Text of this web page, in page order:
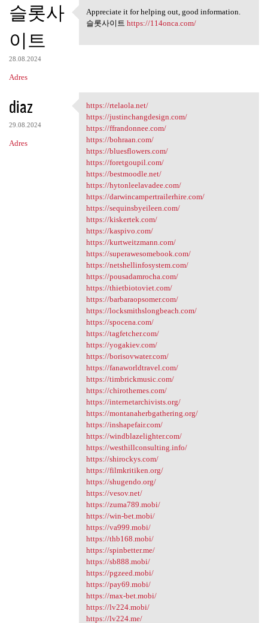
슬롯사
이트
28.08.2024
Adres
Appreciate it for helping out
Appreciate it for helping out, good information.
슬롯사이트 https://114onca.com/
diaz
29.08.2024
Adres
https://rtelaola.net/
https://rtelaola.net/
https://justinchangdesign.com/
https://ffrandonnee.com/
https://bohraan.com/
https://bluesflowers.com/
https://foretgoupil.com/
https://bestmoodle.net/
https://hytonleelavadee.com/
https://darwincampertrailerhire.com/
https://sequinsbyeileen.com/
https://kiskertek.com/
https://kaspivo.com/
https://kurtweitzmann.com/
https://superawesomebook.com/
https://netshellinfosystem.com/
https://pousadamrocha.com/
https://thietbiotoviet.com/
https://barbaraopsomer.com/
https://locksmithslongbeach.com/
https://spocena.com/
https://tagfetcher.com/
https://yogakiev.com/
https://borisovwater.com/
https://fanaworldtravel.com/
https://timbrickmusic.com/
https://chirothemes.com/
https://internetarchivists.org/
https://montanaherbgathering.org/
https://inshapefair.com/
https://windblazelighter.com/
https://westhillconsulting.info/
https://shirockys.com/
https://filmkritiken.org/
https://shugendo.org/
https://vesov.net/
https://zuma789.mobi/
https://win-bet.mobi/
https://va999.mobi/
https://thb168.mobi/
https://spinbetter.me/
https://sb888.mobi/
https://pgzeed.mobi/
https://pay69.mobi/
https://max-bet.mobi/
https://lv224.mobi/
https://lv224.me/